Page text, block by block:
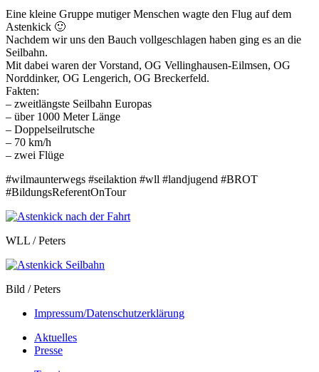
Eine kleine Gruppe mutiger Menschen wagte den Flug auf dem
Astenkick 🙂
Nachdem wir uns den Bauch vollgeschlagen haben ging es an die
Seilbahn.
Mit dabei waren der Vorstand, OG Vellinghausen-Eilmsen, OG
Norddinker, OG Lengerich, OG Breckerfeld.
Fakten:
– zweitlängste Seilbahn Europas
– über 1000 Meter Länge
– Doppelseilrutsche
– 70 km/h
– zwei Flüge
#wilmaunterwegs #seilaktion #wll #landjugend #BROT
#BildungsReferentOnTour
WLL / Peters
Bild / Peters
Impressum/Datenschutzerklärung
Aktuelles
Presse